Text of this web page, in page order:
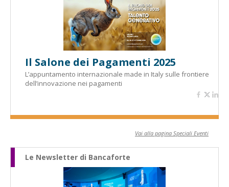
Il Salone dei Pagamenti 2025
L’appuntamento internazionale made in Italy sulle frontiere
dell’innovazione nei pagamenti
Vai alla pagina Speciali Eventi
Le Newsletter di Bancaforte